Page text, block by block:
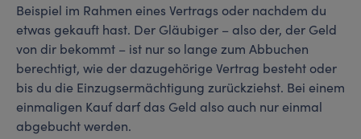
Beispiel im Rahmen eines Vertrags oder nachdem du
etwas gekauft hast. Der Gläubiger – also der, der Geld
von dir bekommt – ist nur so lange zum Abbuchen
berechtigt, wie der dazugehörige Vertrag besteht oder
bis du die Einzugsermächtigung zurückziehst. Bei einem
einmaligen Kauf darf das Geld also auch nur einmal
abgebucht werden.